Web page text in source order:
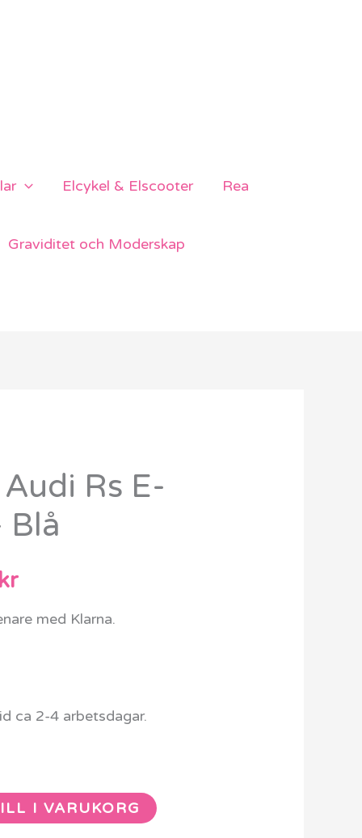
Elcykel & Elscooter Rea
Graviditet och Moderskap
Rs E-
Blå
Det
nuvarande
med Klarna.
ca 2-4 arbetsdagar.
I VARUKORG